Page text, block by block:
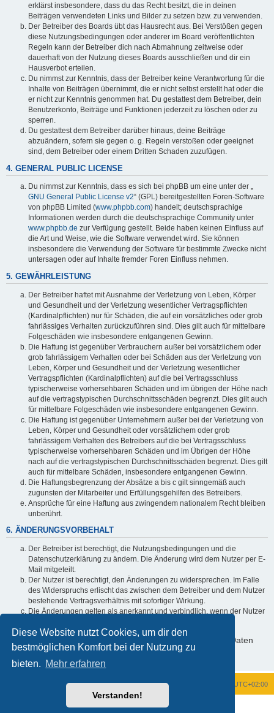
Diese Website nutzt Cookies, um dir den
bestmöglichen Komfort bei der Nutzung zu
bieten. Mehr erfahren
Verstanden!
erklärst insbesondere, dass du das Recht besitzt, die in deinen
Beiträgen verwendeten Links und Bilder zu setzen bzw. zu verwenden.
Der Betreiber des Boards übt das Hausrecht aus. Bei Verstößen gegen
diese Nutzungsbedingungen oder anderer im Board veröffentlichten
Regeln kann der Betreiber dich nach Abmahnung zeitweise oder
dauerhaft von der Nutzung dieses Boards ausschließen und dir ein
Hausverbot erteilen.
Du nimmst zur Kenntnis, dass der Betreiber keine Verantwortung für die
Inhalte von Beiträgen übernimmt, die er nicht selbst erstellt hat oder die
er nicht zur Kenntnis genommen hat. Du gestattest dem Betreiber, dein
Benutzerkonto, Beiträge und Funktionen jederzeit zu löschen oder zu
sperren.
Du gestattest dem Betreiber darüber hinaus, deine Beiträge
abzuändern, sofern sie gegen o. g. Regeln verstoßen oder geeignet
sind, dem Betreiber oder einem Dritten Schaden zuzufügen.
4. GENERAL PUBLIC LICENSE
Du nimmst zur Kenntnis, dass es sich bei phpBB um eine unter der „
GNU General Public License v2“ (GPL) bereitgestellten Foren-Software
von phpBB Limited (www.phpbb.com) handelt; deutschsprachige
Informationen werden durch die deutschsprachige Community unter
www.phpbb.de zur Verfügung gestellt. Beide haben keinen Einfluss auf
die Art und Weise, wie die Software verwendet wird. Sie können
insbesondere die Verwendung der Software für bestimmte Zwecke nicht
untersagen oder auf Inhalte fremder Foren Einfluss nehmen.
5. GEWÄHRLEISTUNG
Der Betreiber haftet mit Ausnahme der Verletzung von Leben, Körper
und Gesundheit und der Verletzung wesentlicher Vertragspflichten
(Kardinalpflichten) nur für Schäden, die auf ein vorsätzliches oder grob
fahrlässiges Verhalten zurückzuführen sind. Dies gilt auch für mittelbare
Folgeschäden wie insbesondere entgangenen Gewinn.
Die Haftung ist gegenüber Verbrauchern außer bei vorsätzlichem oder
grob fahrlässigem Verhalten oder bei Schäden aus der Verletzung von
Leben, Körper und Gesundheit und der Verletzung wesentlicher
Vertragspflichten (Kardinalpflichten) auf die bei Vertragsschluss
typischerweise vorhersehbaren Schäden und im übrigen der Höhe nach
auf die vertragstypischen Durchschnittsschäden begrenzt. Dies gilt auch
für mittelbare Folgeschäden wie insbesondere entgangenen Gewinn.
Die Haftung ist gegenüber Unternehmern außer bei der Verletzung von
Leben, Körper und Gesundheit oder vorsätzlichem oder grob
fahrlässigem Verhalten des Betreibers auf die bei Vertragsschluss
typischerweise vorhersehbaren Schäden und im Übrigen der Höhe
nach auf die vertragstypischen Durchschnittsschäden begrenzt. Dies gilt
auch für mittelbare Schäden, insbesondere entgangenen Gewinn.
Die Haftungsbegrenzung der Absätze a bis c gilt sinngemäß auch
zugunsten der Mitarbeiter und Erfüllungsgehilfen des Betreibers.
Ansprüche für eine Haftung aus zwingendem nationalem Recht bleiben
unberührt.
6. ÄNDERUNGSVORBEHALT
Der Betreiber ist berechtigt, die Nutzungsbedingungen und die
Datenschutzerklärung zu ändern. Die Änderung wird dem Nutzer per E-
Mail mitgeteilt.
Der Nutzer ist berechtigt, den Änderungen zu widersprechen. Im Falle
des Widerspruchs erlischt das zwischen dem Betreiber und dem Nutzer
bestehende Vertragsverhältnis mit sofortiger Wirkung.
Die Änderungen gelten als anerkannt und verbindlich, wenn der Nutzer
Informationen über den Umgang mit deinen persönlichen Daten
sind in der Datenschutzerklärung enthalten.
Foren-Übersicht UTC+02:00
Powered by
® Forum Software © phpBB Limited